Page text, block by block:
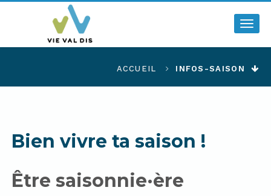
ACCUEIL INFOS-SAISON
Bien vivre ta saison !
Être saisonnie·ère